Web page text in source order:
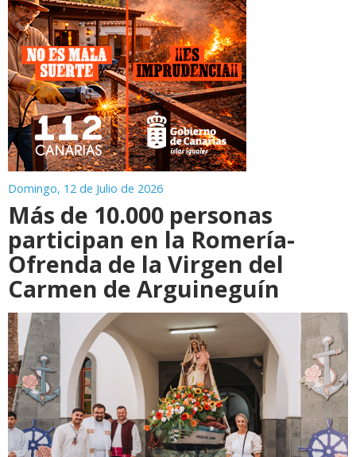
Domingo, 12 de Julio de 2026
Más de 10.000 personas
participan en la Romería-
Ofrenda de la Virgen del
Carmen de Arguineguín